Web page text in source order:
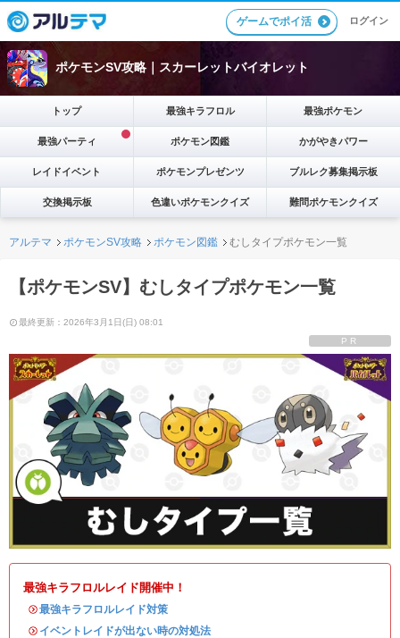
ゲームでポイ活 ログイン
ポケモンSV攻略｜スカーレットバイオレット
トップ 最強キラフロル 最強ポケモン
最強パーティ ポケモン図鑑 かがやきパワー
レイドイベント ポケモンプレゼンツ ブルレク募集掲示板
交換掲示板 色違いポケモンクイズ 難問ポケモンクイズ
アルテマ ポケモンSV攻略 ポケモン図鑑 むしタイプポケモン一覧
【ポケモンSV】むしタイプポケモン一覧
最終更新：2026年3月1日(日) 08:01
PR
最強キラフロルレイド開催中！
・最強キラフロルレイド対策
・ イベントレイドが出ない時の対処法